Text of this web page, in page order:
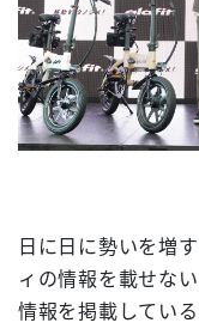
日に日に勢いを増
ィの情報を載せな
情報を掲載してい